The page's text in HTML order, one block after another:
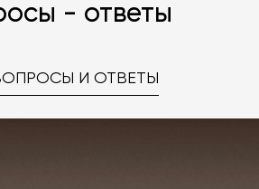
- ответы
И ОТВЕТЫ